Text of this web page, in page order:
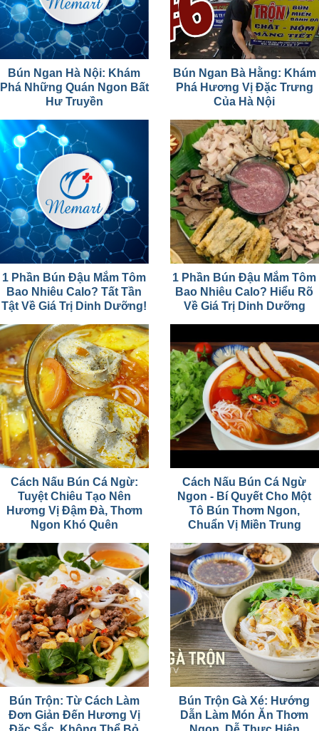
Bún Ngan Hà Nội: Khám
Phá Những Quán Ngon Bất
Hư Truyền
Bún Ngan Bà Hằng: Khám
Phá Hương Vị Đặc Trưng
Của Hà Nội
1 Phần Bún Đậu Mắm Tôm
Bao Nhiêu Calo? Tất Tần
Tật Về Giá Trị Dinh Dưỡng!
1 Phần Bún Đậu Mắm Tôm
Bao Nhiêu Calo? Hiểu Rõ
Về Giá Trị Dinh Dưỡng
Cách Nấu Bún Cá Ngừ:
Tuyệt Chiêu Tạo Nên
Hương Vị Đậm Đà, Thơm
Ngon Khó Quên
Cách Nấu Bún Cá Ngừ
Ngon - Bí Quyết Cho Một
Tô Bún Thơm Ngon,
Chuẩn Vị Miền Trung
Bún Trộn: Từ Cách Làm
Đơn Giản Đến Hương Vị
Bún Trộn Gà Xé: Hướng
Dẫn Làm Món Ăn Thơm